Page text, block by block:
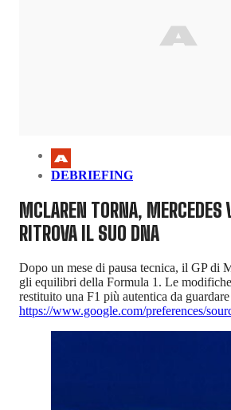
DEBRIEFING
MCLAREN TORNA, MERCEDES
RITROVA IL SUO DNA
Dopo un mese di pausa tecnica, il GP di
gli equilibri della Formula 1. Le
restituito una F1 più autentica da guardare
https://www.google.com/preferences/